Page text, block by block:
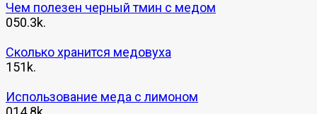
Чем полезен черный тмин с медом
050.3k.
Сколько хранится медовуха
151k.
Использование меда с лимоном